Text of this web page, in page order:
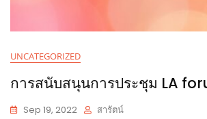
UNCATEGORIZED
การสนับสนุนการประชุม LA
Sep 19, 2022 สารัตน์